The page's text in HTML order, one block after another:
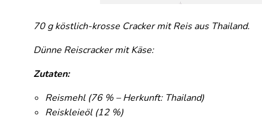
70 g köstlich-krosse Cracker mit Reis aus Thailand.
Dünne Reiscracker mit Käse:
Zutaten:
Reismehl (76 % – Herkunft: Thailand)
Reiskleieöl (12 %)